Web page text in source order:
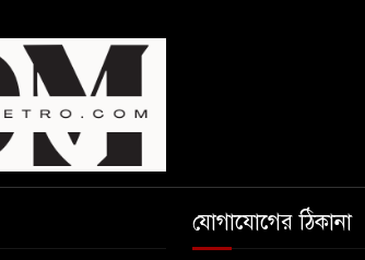
যোগাযোগের ঠিকানা